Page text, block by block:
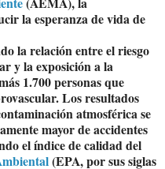
la esperanza de vida de
la relación entre el riesgo
y la exposición a la
1.700 personas que
Los resultados
atmosférica se
mayor de accidentes
el índice de calidad del
(EPA, por sus siglas